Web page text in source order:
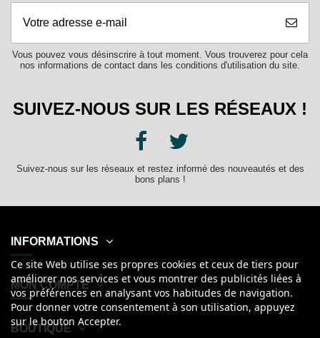
Vous pouvez vous désinscrire à tout moment. Vous trouverez pour cela
nos informations de contact dans les conditions d'utilisation du site.
SUIVEZ-NOUS SUR LES RÉSEAUX !
Suivez-nous sur les réseaux et restez informé des nouveautés et des
bons plans !
INFORMATIONS
MON COMPTE
BOUTIQUE
Ce site Web utilise ses propres cookies et ceux de tiers pour
améliorer nos services et vous montrer des publicités liées à
vos préférences en analysant vos habitudes de navigation.
Pour donner votre consentement à son utilisation, appuyez
sur le bouton Accepter.